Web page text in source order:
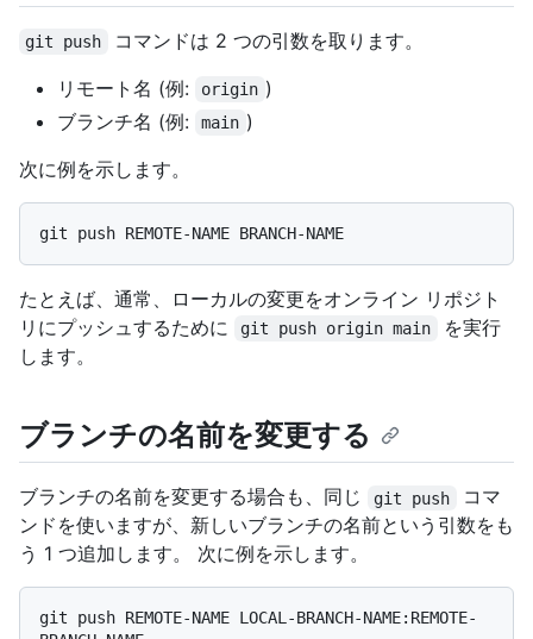
git push
コマンドは 2 つの引数を取ります。
リモート名 (例:
origin )
ブランチ名 (例:
main )
次に例を示します。
たとえば、通常、ローカルの変更をオンライン リポジト
リにプッシュするために
git push origin main
を実行
します。
ブランチの名前を変更する
ブランチの名前を変更する場合も、同じ git push
コマ
ンドを使いますが、新しいブランチの名前という引数をも
う 1 つ追加します。 次に例を示します。
git push REMOTE-NAME LOCAL-BRANCH-NAME:REMOTE-